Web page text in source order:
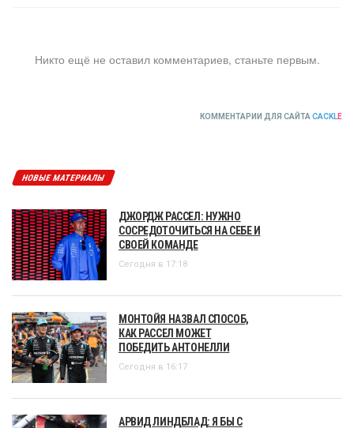
Никто ещё не оставил комментариев, станьте первым.
КОММЕНТАРИИ ДЛЯ САЙТА CACKLE
НОВЫЕ МАТЕРИАЛЫ
ДЖОРДЖ РАССЕЛ: НУЖНО
СОСРЕДОТОЧИТЬСЯ НА СЕБЕ И
СВОЕЙ КОМАНДЕ
Сегодня в 17:18
МОНТОЙЯ НАЗВАЛ СПОСОБ,
КАК РАССЕЛ МОЖЕТ
ПОБЕДИТЬ АНТОНЕЛЛИ
Сегодня в 16:17
АРВИД ЛИНДБЛАД: Я БЫ С